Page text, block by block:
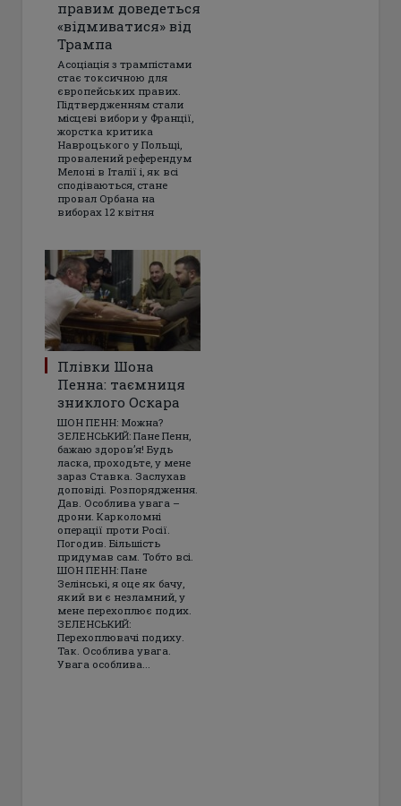
правим доведеться
«відмиватися» від
Трампа
Асоціація з трампістами
стає токсичною для
європейських правих.
Підтвердженням стали
місцеві вибори у Франції,
жорстка критика
Навроцького у Польщі,
провалений референдум
Мелоні в Італії і, як всі
сподіваються, стане
провал Орбана на
виборах 12 квітня
Плівки Шона
Пенна: таємниця
зниклого Оскара
ШОН ПЕНН: Можна?
ЗЕЛЕНСЬКИЙ: Пане Пенн,
бажаю здоров’я! Будь
ласка, проходьте, у мене
зараз Ставка. Заслухав
доповіді. Розпорядження.
Дав. Особлива увага –
дрони. Карколомні
операції проти Росії.
Погодив. Більшість
придумав сам. Тобто всі.
ШОН ПЕНН: Пане
Зелінські, я оце як бачу,
який ви є незламний, у
мене перехоплює подих.
ЗЕЛЕНСЬКИЙ:
Перехоплювачі подиху.
Так. Особлива увага.
Увага особлива...